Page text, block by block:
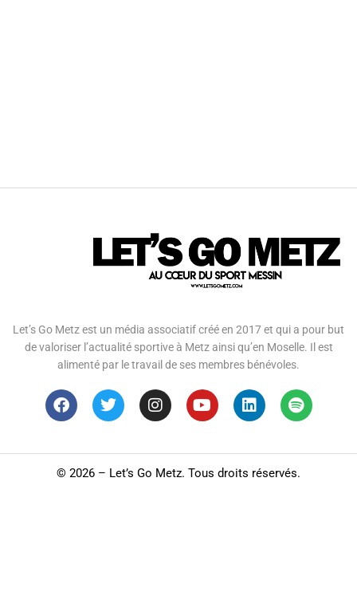
Let’s Go Metz est un média associatif créé en 2017 et qui a pour but
de valoriser l’actualité sportive à Metz ainsi qu’en Moselle. Il est
alimenté par le travail de ses membres bénévoles.
© 2026 – Let’s Go Metz. Tous droits réservés.